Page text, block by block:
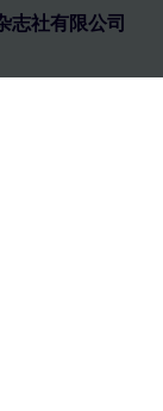
志社有限公司